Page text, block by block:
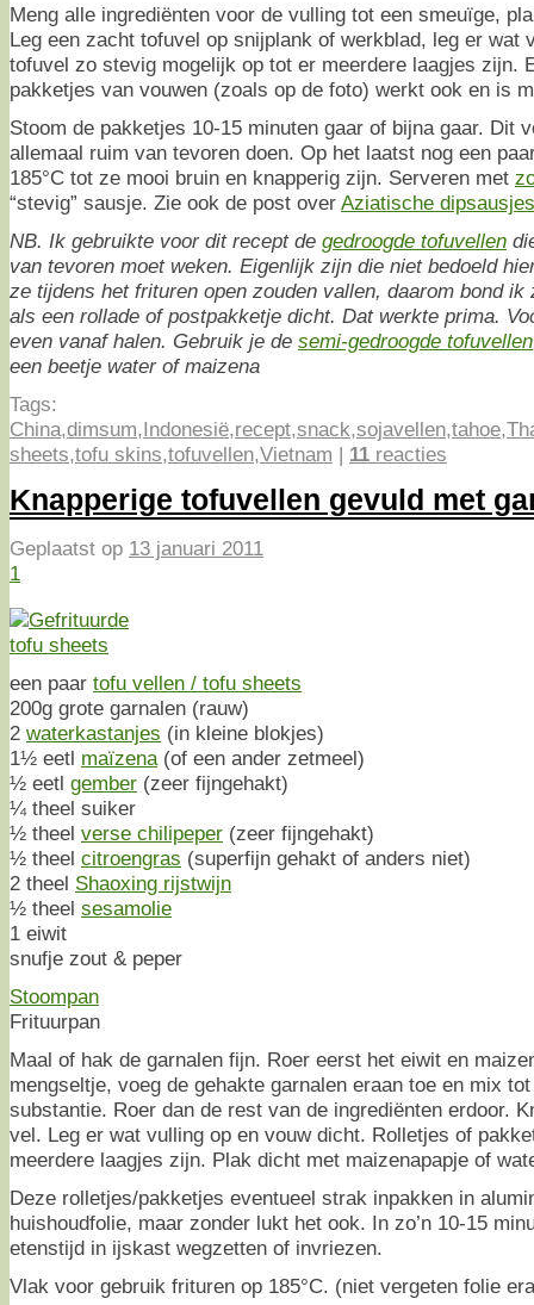
Meng alle ingrediënten voor de vulling tot een smeuïge,
Leg een zacht tofuvel op snijplank of werkblad, leg er wat
tofuvel zo stevig mogelijk op tot er meerdere laagjes zijn.
pakketjes van vouwen (zoals op de foto) werkt ook en is
Stoom de pakketjes 10-15 minuten gaar of bijna gaar. Dit
allemaal ruim van tevoren doen. Op het laatst nog een
185°C tot ze mooi bruin en knapperig zijn. Serveren met
“stevig” sausje. Zie ook de post over Aziatische dipsausjes
NB. Ik gebruikte voor dit recept de gedroogde tofuvellen
van tevoren moet weken. Eigenlijk zijn die niet bedoeld
ze tijdens het frituren open zouden vallen, daarom bond ik
als een rollade of postpakketje dicht. Dat werkte prima.
even vanaf halen. Gebruik je de semi-gedroogde tofuvellen
een beetje water of maizena
Tags:
China,dimsum,Indonesië,recept,snack,sojavellen,tahoe,
sheets,tofu skins,tofuvellen,Vietnam | 11 reacties
Knapperige tofuvellen gevuld met
Geplaatst op 13 januari 2011
1
een paar tofu vellen / tofu sheets
200g grote garnalen (rauw)
2 waterkastanjes (in kleine blokjes)
1½ eetl maïzena (of een ander zetmeel)
½ eetl gember (zeer fijngehakt)
¼ theel suiker
½ theel verse chilipeper (zeer fijngehakt)
½ theel citroengras (superfijn gehakt of anders niet)
2 theel Shaoxing rijstwijn
½ theel sesamolie
1 eiwit
snufje zout & peper
Stoompan
Frituurpan
Maal of hak de garnalen fijn. Roer eerst het eiwit en
mengseltje, voeg de gehakte garnalen eraan toe en mix
substantie. Roer dan de rest van de ingrediënten erdoor.
vel. Leg er wat vulling op en vouw dicht. Rolletjes of
meerdere laagjes zijn. Plak dicht met maizenapapje of
Deze rolletjes/pakketjes eventueel strak inpakken in
huishoudfolie, maar zonder lukt het ook. In zo’n 10-15
etenstijd in ijskast wegzetten of invriezen.
Vlak voor gebruik frituren op 185°C. (niet vergeten folie